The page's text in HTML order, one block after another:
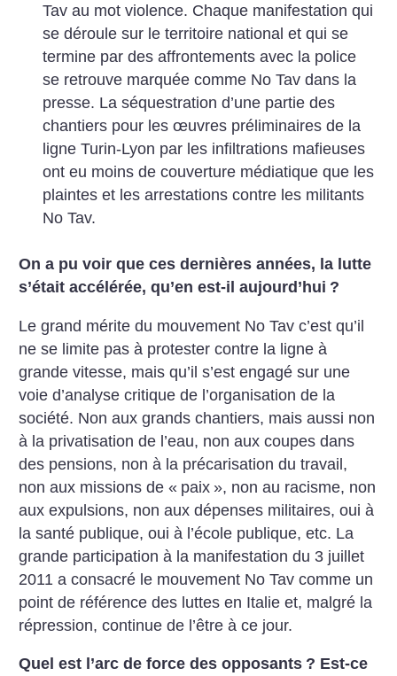
Tav au mot violence. Chaque manifestation qui
se déroule sur le territoire national et qui se
termine par des affrontements avec la police
se retrouve marquée comme No Tav dans la
presse. La séquestration d’une partie des
chantiers pour les œuvres préliminaires de la
ligne Turin-Lyon par les infiltrations mafieuses
ont eu moins de couverture médiatique que les
plaintes et les arrestations contre les militants
No Tav.
On a pu voir que ces dernières années, la lutte
s’était accélérée, qu’en est-il aujourd’hui ?
Le grand mérite du mouvement No Tav c’est qu’il
ne se limite pas à protester contre la ligne à
grande vitesse, mais qu’il s’est engagé sur une
voie d’analyse critique de l’organisation de la
société. Non aux grands chantiers, mais aussi non
à la privatisation de l’eau, non aux coupes dans
des pensions, non à la précarisation du travail,
non aux missions de « paix », non au racisme, non
aux expulsions, non aux dépenses militaires, oui à
la santé publique, oui à l’école publique, etc. La
grande participation à la manifestation du 3 juillet
2011 a consacré le mouvement No Tav comme un
point de référence des luttes en Italie et, malgré la
répression, continue de l’être à ce jour.
Quel est l’arc de force des opposants ? Est-ce